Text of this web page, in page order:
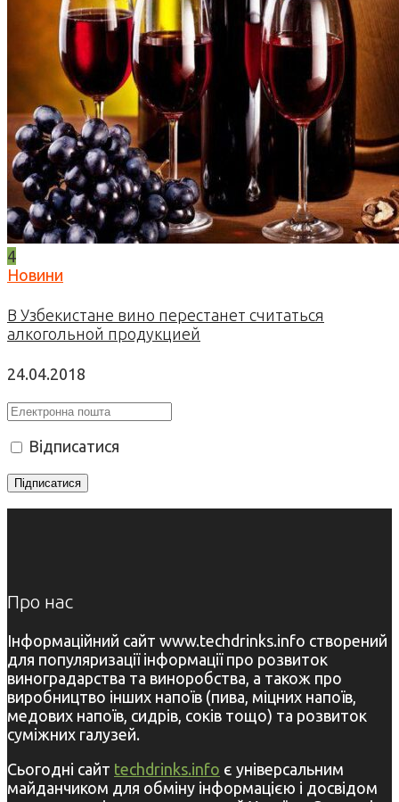
4
Новини
В Узбекистане вино перестанет считаться
алкогольной продукцией
24.04.2018
Відписатися
Про нас
Інформаційний сайт www.techdrinks.info створений
для популяризації інформації про розвиток
виноградарства та виноробства, а також про
виробництво інших напоїв (пива, міцних напоїв,
медових напоїв, сидрів, соків тощо) та розвиток
суміжних галузей.
Сьогодні сайт techdrinks.info є універсальним
майданчиком для обміну інформацією і досвідом